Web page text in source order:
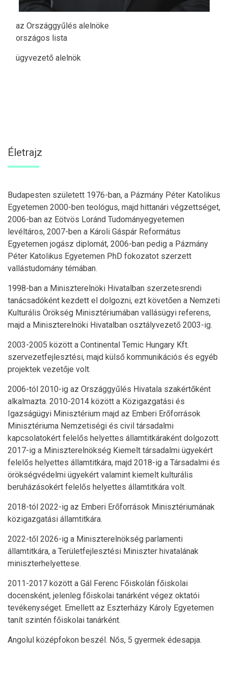
az Országgyűlés alelnöke
országos lista
ügyvezető alelnök
Életrajz
Budapesten született 1976-ban, a Pázmány Péter Katolikus
Egyetemen 2000-ben teológus, majd hittanári végzettséget,
2006-ban az Eötvös Loránd Tudományegyetemen
levéltáros, 2007-ben a Károli Gáspár Református
Egyetemen jogász diplomát, 2006-ban pedig a Pázmány
Péter Katolikus Egyetemen PhD fokozatot szerzett
vallástudomány témában.
1998-ban a Miniszterelnöki Hivatalban szerzetesrendi
tanácsadóként kezdett el dolgozni, ezt követően a Nemzeti
Kulturális Örökség Minisztériumában vallásügyi referens,
majd a Miniszterelnöki Hivatalban osztályvezető 2003-ig.
2003-2005 között a Continental Temic Hungary Kft.
szervezetfejlesztési, majd külső kommunikációs és egyéb
projektek vezetője volt.
2006-tól 2010-ig az Országgyűlés Hivatala szakértőként
alkalmazta. 2010-2014 között a Közigazgatási és
Igazságügyi Minisztérium majd az Emberi Erőforrások
Minisztériuma Nemzetiségi és civil társadalmi
kapcsolatokért felelős helyettes államtitkáraként dolgozott.
2017-ig a Miniszterelnökség Kiemelt társadalmi ügyekért
felelős helyettes államtitkára, majd 2018-ig a Társadalmi és
örökségvédelmi ügyekért valamint kiemelt kulturális
beruházásokért felelős helyettes államtitkára volt.
2018-tól 2022-ig az Emberi Erőforrások Minisztériumának
közigazgatási államtitkára.
2022-től 2026-ig a Miniszterelnökség parlamenti
államtitkára, a Területfejlesztési Miniszter hivatalának
miniszterhelyettese.
2011-2017 között a Gál Ferenc Főiskolán főiskolai
docensként, jelenleg főiskolai tanárként végez oktatói
tevékenységet. Emellett az Eszterházy Károly Egyetemen
tanít szintén főiskolai tanárként.
Angolul középfokon beszél. Nős, 5 gyermek édesapja.